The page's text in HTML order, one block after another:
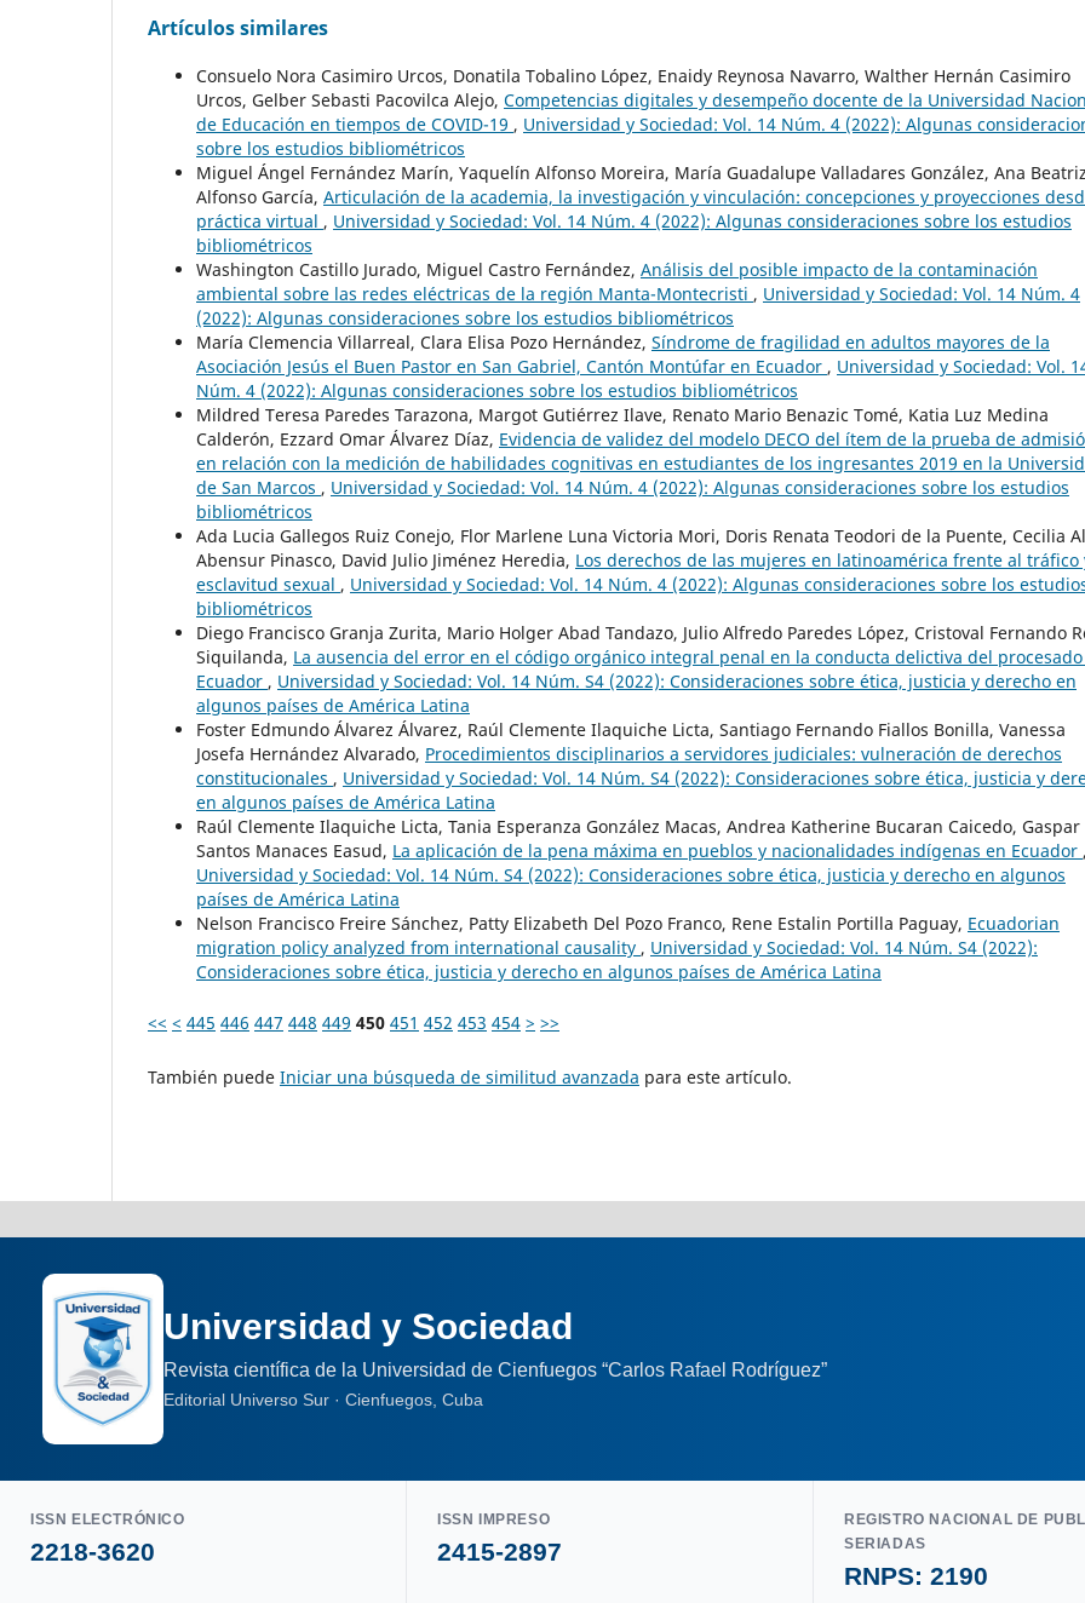
Artículos similares
Consuelo Nora Casimiro Urcos, Donatila Tobalino López, Enaidy Reynosa Navarro, Walther Hernán Casimiro
Urcos, Gelber Sebasti Pacovilca Alejo, Competencias digitales y desempeño docente de la Universidad
de Educación en tiempos de COVID-19 , Universidad y Sociedad: Vol. 14 Núm. 4 (2022): Algunas
sobre los estudios bibliométricos
Miguel Ángel Fernández Marín, Yaquelín Alfonso Moreira, María Guadalupe Valladares González, Ana Beatriz
Alfonso García, Articulación de la academia, la investigación y vinculación: concepciones y proyecciones
práctica virtual , Universidad y Sociedad: Vol. 14 Núm. 4 (2022): Algunas consideraciones sobre los estudios
bibliométricos
Washington Castillo Jurado, Miguel Castro Fernández, Análisis del posible impacto de la contaminación
ambiental sobre las redes eléctricas de la región Manta-Montecristi , Universidad y Sociedad: Vol. 14 Núm. 4
(2022): Algunas consideraciones sobre los estudios bibliométricos
María Clemencia Villarreal, Clara Elisa Pozo Hernández, Síndrome de fragilidad en adultos mayores de la
Asociación Jesús el Buen Pastor en San Gabriel, Cantón Montúfar en Ecuador , Universidad y Sociedad: Vol.
Núm. 4 (2022): Algunas consideraciones sobre los estudios bibliométricos
Mildred Teresa Paredes Tarazona, Margot Gutiérrez Ilave, Renato Mario Benazic Tomé, Katia Luz Medina
Calderón, Ezzard Omar Álvarez Díaz, Evidencia de validez del modelo DECO del ítem de la prueba de
en relación con la medición de habilidades cognitivas en estudiantes de los ingresantes 2019 en la
de San Marcos , Universidad y Sociedad: Vol. 14 Núm. 4 (2022): Algunas consideraciones sobre los estudios
bibliométricos
Ada Lucia Gallegos Ruiz Conejo, Flor Marlene Luna Victoria Mori, Doris Renata Teodori de la Puente, Cecilia
Abensur Pinasco, David Julio Jiménez Heredia, Los derechos de las mujeres en latinoamérica frente al tráfico
esclavitud sexual , Universidad y Sociedad: Vol. 14 Núm. 4 (2022): Algunas consideraciones sobre los
bibliométricos
Diego Francisco Granja Zurita, Mario Holger Abad Tandazo, Julio Alfredo Paredes López, Cristoval Fernando
Siquilanda, La ausencia del error en el código orgánico integral penal en la conducta delictiva del
Ecuador , Universidad y Sociedad: Vol. 14 Núm. S4 (2022): Consideraciones sobre ética, justicia y derecho en
algunos países de América Latina
Foster Edmundo Álvarez Álvarez, Raúl Clemente Ilaquiche Licta, Santiago Fernando Fiallos Bonilla, Vanessa
Josefa Hernández Alvarado, Procedimientos disciplinarios a servidores judiciales: vulneración de derechos
constitucionales , Universidad y Sociedad: Vol. 14 Núm. S4 (2022): Consideraciones sobre ética, justicia y
en algunos países de América Latina
Raúl Clemente Ilaquiche Licta, Tania Esperanza González Macas, Andrea Katherine Bucaran Caicedo, Gaspar
Santos Manaces Easud, La aplicación de la pena máxima en pueblos y nacionalidades indígenas en Ecuador ,
Universidad y Sociedad: Vol. 14 Núm. S4 (2022): Consideraciones sobre ética, justicia y derecho en algunos
países de América Latina
Nelson Francisco Freire Sánchez, Patty Elizabeth Del Pozo Franco, Rene Estalin Portilla Paguay, Ecuadorian
migration policy analyzed from international causality , Universidad y Sociedad: Vol. 14 Núm. S4 (2022):
Consideraciones sobre ética, justicia y derecho en algunos países de América Latina
<< < 445 446 447 448 449 450 451 452 453 454 > >>
También puede Iniciar una búsqueda de similitud avanzada para este artículo.
Universidad y Sociedad
Revista científica de la Universidad de Cienfuegos “Carlos Rafael Rodríguez”
Editorial Universo Sur · Cienfuegos, Cuba
ISSN ELECTRÓNICO
2218-3620
ISSN IMPRESO
2415-2897
REGISTRO NACIONAL DE
SERIADAS
RNPS: 2190